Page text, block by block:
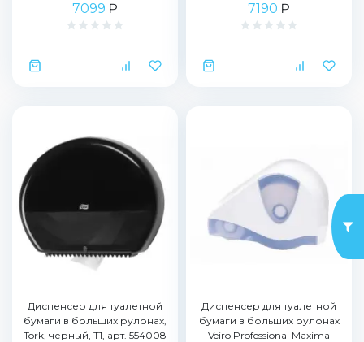
7099 ₽ 7190 ₽
Диспенсер для туалетной
бумаги в больших рулонах,
Tork, черный, Т1, арт. 554008
Диспенсер для туалетной
бумаги в больших рулонах
Veiro Professional Maxima